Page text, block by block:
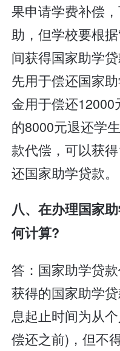
果申请学费补偿
助，但学校要根
间获得国家助学
先用于偿还国家
金用于偿还
的8000元退还学
款代偿，可以获
还国家助学贷款。
八、在办理国家
何计算?
答：国家助学贷
获得的国家助学
息起止时间为从
偿还之前)，但不